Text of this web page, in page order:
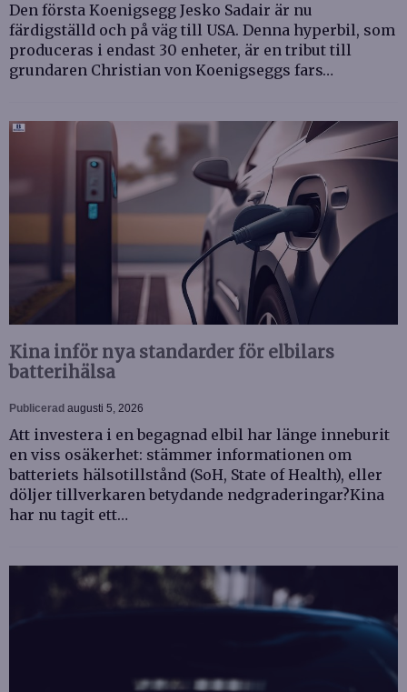
Den första Koenigsegg Jesko Sadair är nu
färdigställd och på väg till USA. Denna hyperbil, som
produceras i endast 30 enheter, är en tribut till
grundaren Christian von Koenigseggs fars…
Kina inför nya standarder för elbilars
batterihälsa
Publicerad augusti 5, 2026
Att investera i en begagnad elbil har länge inneburit
en viss osäkerhet: stämmer informationen om
batteriets hälsotillstånd (SoH, State of Health), eller
döljer tillverkaren betydande nedgraderingar?Kina
har nu tagit ett…